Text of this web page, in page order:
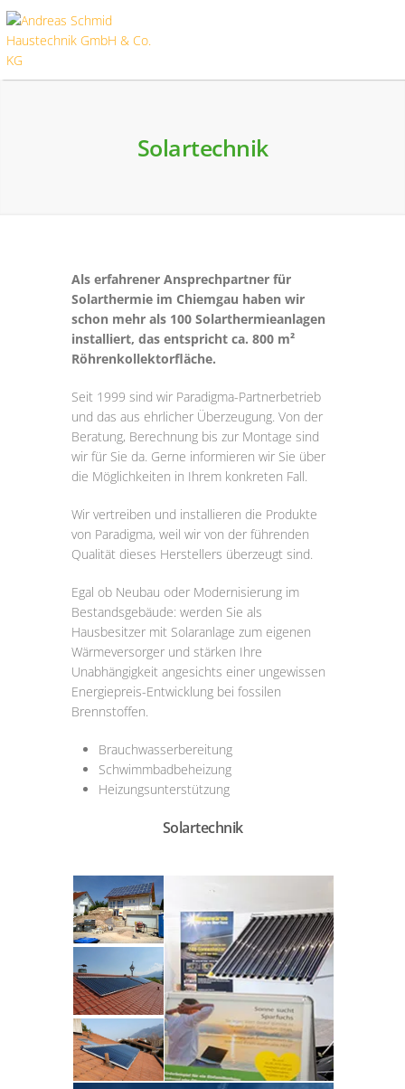
Solartechnik
Als erfahrener Ansprechpartner für
Solarthermie im Chiemgau haben wir
schon mehr als 100 Solarthermieanlagen
installiert, das entspricht ca. 800 m²
Röhrenkollektorfläche.
Seit 1999 sind wir Paradigma-Partnerbetrieb
und das aus ehrlicher Überzeugung. Von der
Beratung, Berechnung bis zur Montage sind
wir für Sie da. Gerne informieren wir Sie über
die Möglichkeiten in Ihrem konkreten Fall.
Wir vertreiben und installieren die Produkte
von Paradigma, weil wir von der führenden
Qualität dieses Herstellers überzeugt sind.
Egal ob Neubau oder Modernisierung im
Bestandsgebäude: werden Sie als
Hausbesitzer mit Solaranlage zum eigenen
Wärmeversorger und stärken Ihre
Unabhängigkeit angesichts einer ungewissen
Energiepreis-Entwicklung bei fossilen
Brennstoffen.
Brauchwasserbereitung
Schwimmbadbeheizung
Heizungsunterstützung
Solartechnik